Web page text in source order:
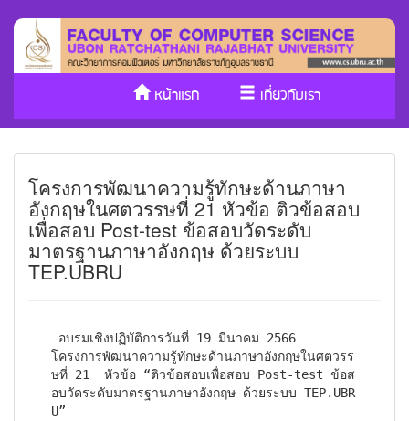
หน้าแรก
เกี่ยวกับเรา
ประกันคุณภาพ
วารสาร Cs
SDGs
โครงการพัฒนาความรู้ทักษะด้านภาษา
อังกฤษในศตวรรษที่ 21 หัวข้อ ติวข้อสอบ
เพื่อสอบ Post-test ข้อสอบวัดระดับ
มาตรฐานภาษาอังกฤษ ด้วยระบบ
TEP.UBRU
โครงการพัฒนาความรู้ทักษะด้านภาษาอังกฤษในศตวรร
ษที่ 21  หัวข้อ “ติวข้อสอบเพื่อสอบ Post-test ข้อส
อบวัดระดับมาตรฐานภาษาอังกฤษ ด้วยระบบ TEP.UBR
U”